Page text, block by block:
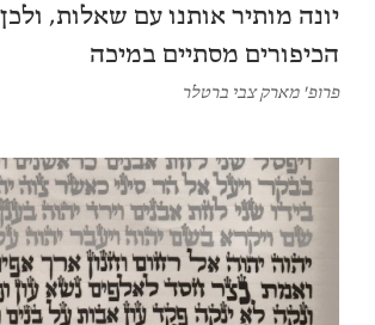
יונה מותיר אותנו עם שאלות,
הכיפורים מסתיים במיכה
פרופ' מארק צבי ברטלר